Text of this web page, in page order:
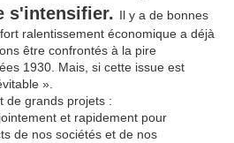
s'intensifier. Il y a de bonnes
ralentissement économique a déjà
être confrontés à la pire
1930. Mais, si cette issue est
».
de grands projets :
et rapidement pour
de nos sociétés et de nos